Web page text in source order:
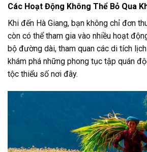
Các Hoạt Động Không Thể Bỏ Qua
Khi đến Hà Giang, bạn không chỉ đơn
còn có thể tham gia vào nhiều hoạt
bộ đường dài, tham quan các di tích
khám phá những phong tục tập quán
tộc thiểu số nơi đây.